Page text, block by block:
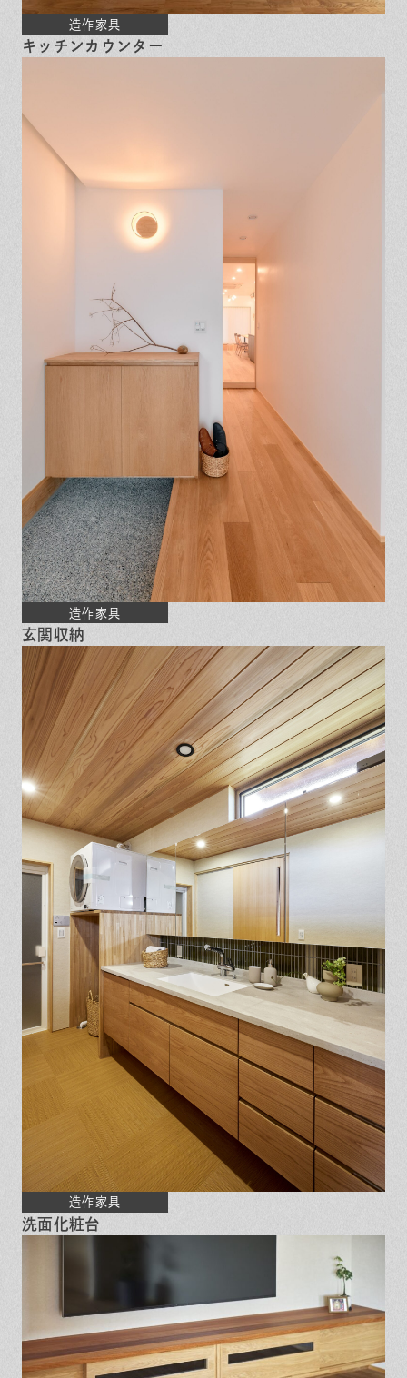
造作家具
キッチンカウンター
造作家具
玄関収納
造作家具
洗面化粧台